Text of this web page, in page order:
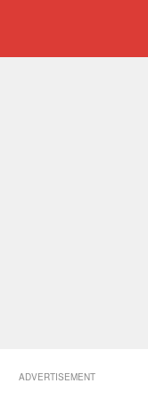
ADVERTISEMENT